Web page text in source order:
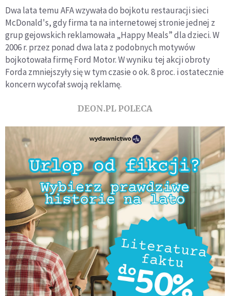
Dwa lata temu AFA wzywała do bojkotu restauracji sieci
McDonald's, gdy firma ta na internetowej stronie jednej z
grup gejowskich reklamowała „Happy Meals” dla dzieci. W
2006 r. przez ponad dwa lata z podobnych motywów
bojkotowała firmę Ford Motor. W wyniku tej akcji obroty
Forda zmniejszyły się w tym czasie o ok. 8 proc. i ostatecznie
koncern wycofał swoją reklamę.
DEON.PL POLECA